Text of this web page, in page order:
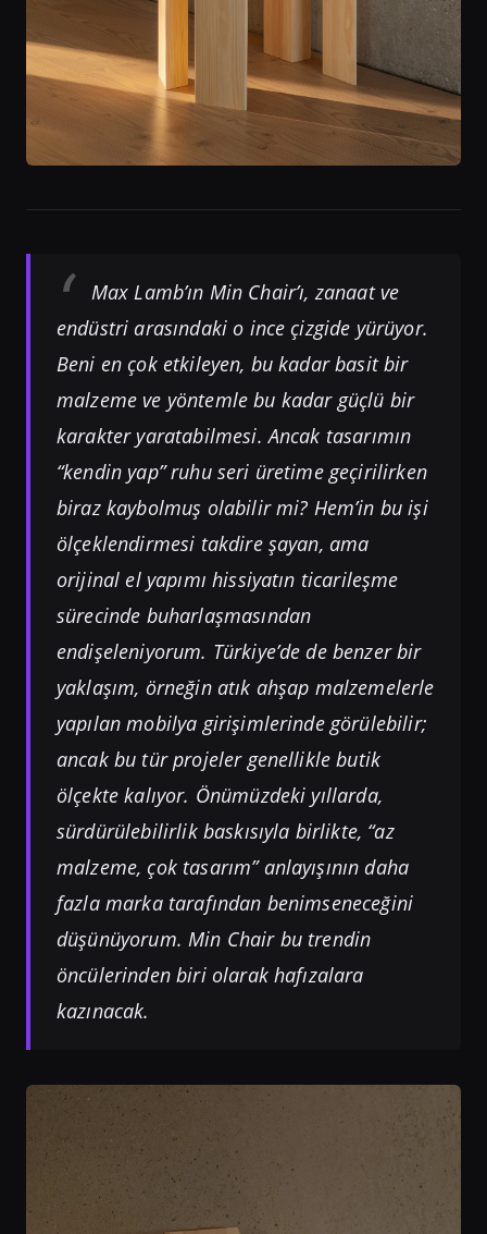
Max Lamb’ın Min Chair’ı, zanaat ve
endüstri arasındaki o ince çizgide yürüyor.
Beni en çok etkileyen, bu kadar basit bir
malzeme ve yöntemle bu kadar güçlü bir
karakter yaratabilmesi. Ancak tasarımın
“kendin yap” ruhu seri üretime geçirilirken
biraz kaybolmuş olabilir mi? Hem’in bu işi
ölçeklendirmesi takdire şayan, ama
orijinal el yapımı hissiyatın ticarileşme
sürecinde buharlaşmasından
endişeleniyorum. Türkiye’de de benzer bir
yaklaşım, örneğin atık ahşap malzemelerle
yapılan mobilya girişimlerinde görülebilir;
ancak bu tür projeler genellikle butik
ölçekte kalıyor. Önümüzdeki yıllarda,
sürdürülebilirlik baskısıyla birlikte, “az
malzeme, çok tasarım” anlayışının daha
fazla marka tarafından benimseneceğini
düşünüyorum. Min Chair bu trendin
öncülerinden biri olarak hafızalara
kazınacak.